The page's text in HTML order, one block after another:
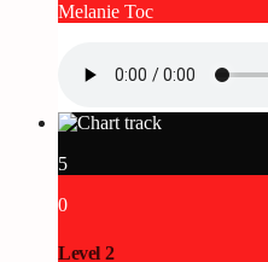
Melanie Toc
5
0
Level 2